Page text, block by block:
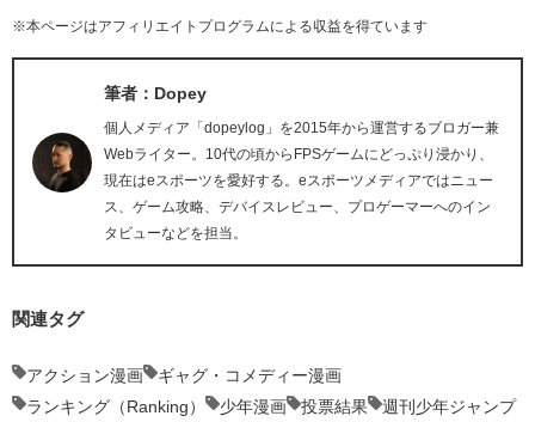
※本ページはアフィリエイトプログラムによる収益を得ています
筆者：Dopey
個人メディア「dopeylog」を2015年から運営するブロガー兼
Webライター。10代の頃からFPSゲームにどっぷり浸かり、
現在はeスポーツを愛好する。eスポーツメディアではニュー
ス、ゲーム攻略、デバイスレビュー、プロゲーマーへのイン
タビューなどを担当。
関連タグ
アクション漫画
ギャグ・コメディー漫画
ランキング（Ranking）
少年漫画 投票結果 週刊少年ジャンプ